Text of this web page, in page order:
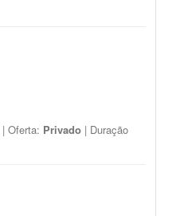
| Oferta: Privado | Duração